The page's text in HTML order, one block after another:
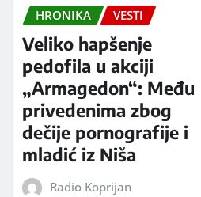
HRONIKA VESTI
Veliko hapšenje
pedofila u akciji
„Armagedon“: Među
privedenima zbog
dečije pornografije i
mladić iz Niša
Radio Koprijan